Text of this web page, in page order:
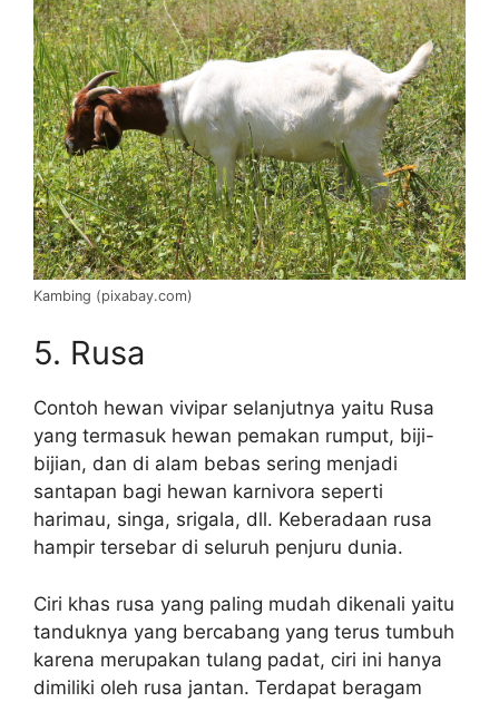
Kambing (pixabay.com)
5. Rusa
Contoh hewan vivipar selanjutnya yaitu Rusa
yang termasuk hewan pemakan rumput, biji-
bijian, dan di alam bebas sering menjadi
santapan bagi hewan karnivora seperti
harimau, singa, srigala, dll. Keberadaan rusa
hampir tersebar di seluruh penjuru dunia.
Ciri khas rusa yang paling mudah dikenali yaitu
tanduknya yang bercabang yang terus tumbuh
karena merupakan tulang padat, ciri ini hanya
dimiliki oleh rusa jantan. Terdapat beragam